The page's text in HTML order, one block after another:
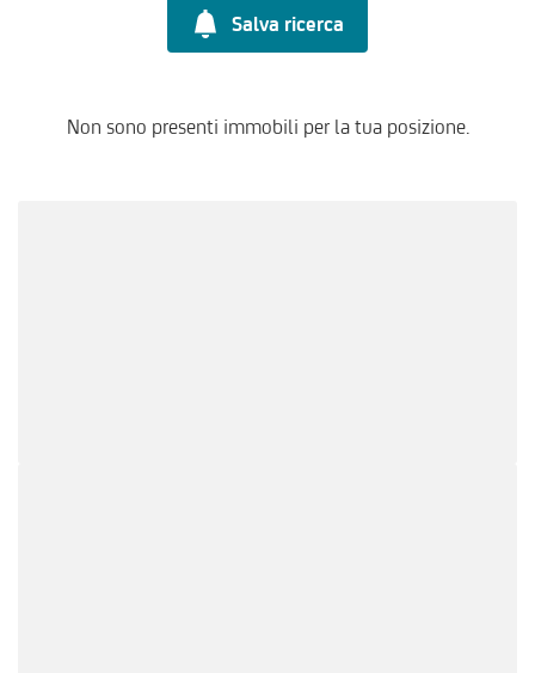
Salva ricerca
Non sono presenti immobili per la tua posizione.